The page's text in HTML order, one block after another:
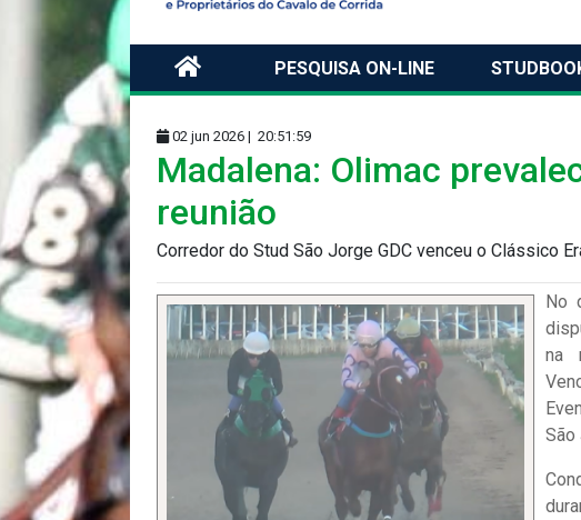
PESQUISA ON-LINE
02 jun 2026 | 20:51:59
Madalena: Olimac
reunião
Corredor do Stud São Jorge GDC venceu o Clássico
No
na
São